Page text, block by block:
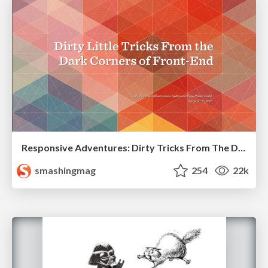
Responsive Adventures: Dirty Tricks From The Dark Corners of Front-End
smashingmag
254 22k